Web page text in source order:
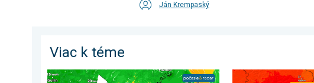
Ján Krempaský
Viac k téme
Čínu zasiahne pomerne silný tajfún. Až 500 litrov dažďa. . .
Bol prekonaný